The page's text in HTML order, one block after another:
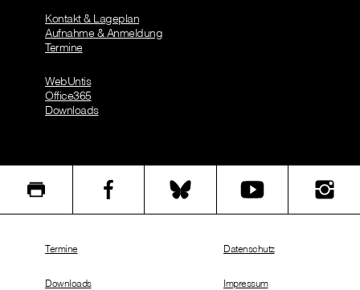
Kontakt & Lageplan
Aufnahme & Anmeldung
Termine
WebUntis
Office365
Downloads
Termine
Downloads
Datenschutz
Impressum